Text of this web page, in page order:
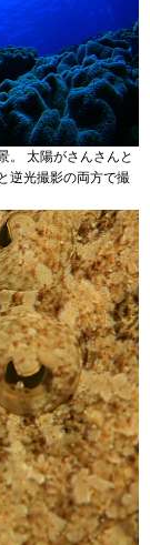
。 太陽がさんさんと
逆光撮影の両方で撮